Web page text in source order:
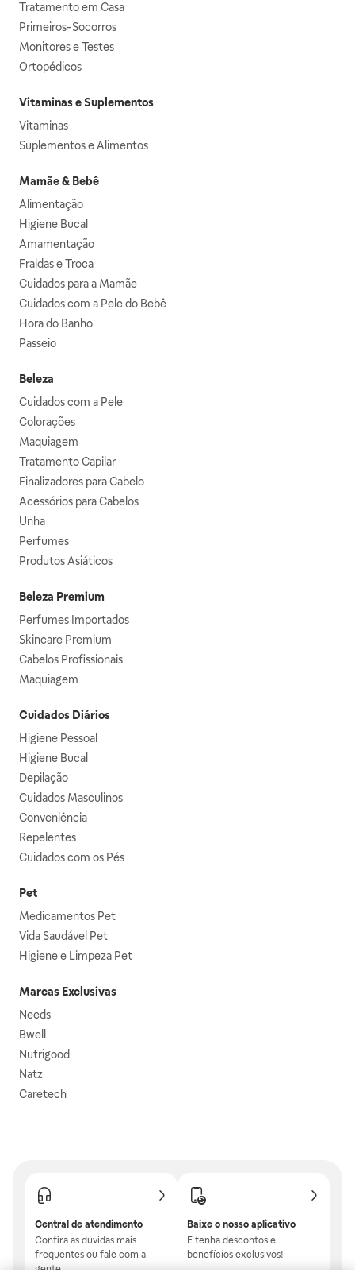
Tratamento em Casa
Primeiros-Socorros
Monitores e Testes
Ortopédicos
Vitaminas e Suplementos
Vitaminas
Suplementos e Alimentos
Mamãe & Bebê
Alimentação
Higiene Bucal
Amamentação
Fraldas e Troca
Cuidados para a Mamãe
Cuidados com a Pele do Bebê
Hora do Banho
Passeio
Beleza
Cuidados com a Pele
Colorações
Maquiagem
Tratamento Capilar
Finalizadores para Cabelo
Acessórios para Cabelos
Unha
Perfumes
Produtos Asiáticos
Beleza Premium
Perfumes Importados
Skincare Premium
Cabelos Profissionais
Maquiagem
Cuidados Diários
Higiene Pessoal
Higiene Bucal
Depilação
Cuidados Masculinos
Conveniência
Repelentes
Cuidados com os Pés
Pet
Medicamentos Pet
Vida Saudável Pet
Higiene e Limpeza Pet
Marcas Exclusivas
Needs
Bwell
Nutrigood
Natz
Caretech
Central de atendimento
Confira as dúvidas mais
frequentes ou fale com a
gente.
Baixe o nosso aplicativo
E tenha descontos e
benefícios exclusivos!